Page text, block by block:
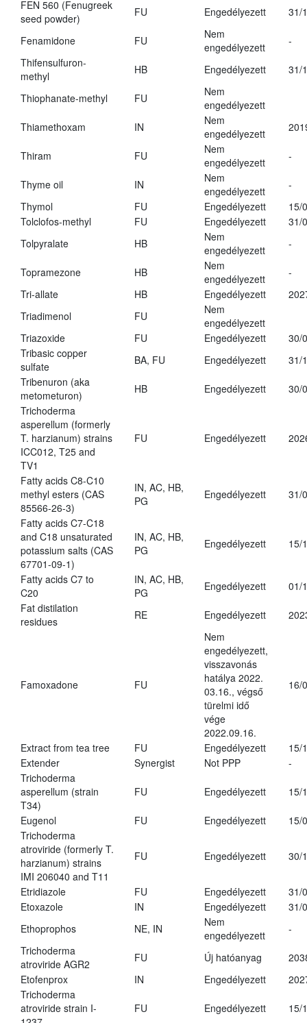
FEN 560 (Fenugreek
seed powder)
FU Engedélyezett 31/
Fenamidone FU
Nem
engedélyezett
-
Thifensulfuron-
methyl
HB Engedélyezett 31/
Thiophanate-methyl FU
Nem
engedélyezett
Thiamethoxam
IN
Nem
engedélyezett
Thiram FU
Nem
engedélyezett
-
Thyme oil IN
Nem
engedélyezett
-
Thymol
FU Engedélyezett
15/
Tolclofos-methyl
FU Engedélyezett
31/
Tolpyralate
HB
Nem
engedélyezett
-
Topramezone HB
Nem
engedélyezett
-
Tri-allate
HB Engedélyezett
Triadimenol
FU
Nem
engedélyezett
Triazoxide
FU Engedélyezett
30/
Tribasic copper
sulfate
BA, FU Engedélyezett
31/
Tribenuron (aka
metometuron)
HB Engedélyezett
30/
Trichoderma
asperellum (formerly
T. harzianum) strains
ICC012, T25 and
TV1
FU Engedélyezett
Fatty acids C8-C10
methyl esters (CAS
85566-26-3)
IN, AC, HB,
PG
Engedélyezett 31/
Fatty acids C7-C18
and C18 unsaturated
potassium salts (CAS
67701-09-1)
IN, AC, HB,
PG
Engedélyezett 15/
Fatty acids C7 to
C20
IN, AC, HB,
PG
Engedélyezett
01/
Fat distilation
residues
RE Engedélyezett
Famoxadone FU
Nem
engedélyezett,
visszavonás
hatálya 2022.
03.16., végső
türelmi idő
vége
2022.09.16.
16/
Extract from tea tree FU Engedélyezett
15/
Extender
Synergist Not PPP
-
Trichoderma
asperellum (strain
T34)
FU Engedélyezett 15/
Eugenol FU Engedélyezett
15/
Trichoderma
atroviride (formerly T.
harzianum) strains
IMI 206040 and T11
FU Engedélyezett 30/
Etridiazole FU Engedélyezett
31/
Etoxazole
IN Engedélyezett
31/
Ethoprophos
NE, IN
Nem
engedélyezett
-
Trichoderma
atroviride AGR2
FU Új hatóanyag
Etofenprox
IN Engedélyezett
Trichoderma
atroviride strain I-
FU Engedélyezett 15/